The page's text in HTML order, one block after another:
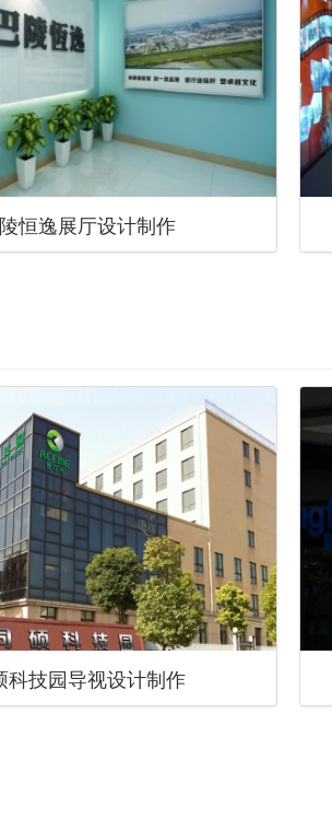
恒逸展厅设计制作
科技园导视设计制作